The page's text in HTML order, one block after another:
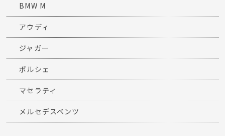
BMW M
アウディ
ジャガー
ポルシェ
マセラティ
メルセデスベンツ